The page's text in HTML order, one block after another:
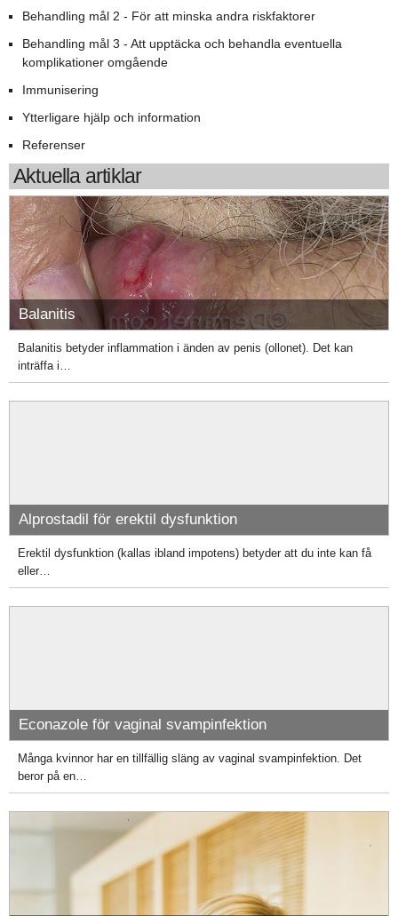
Behandling mål 2 - För att minska andra riskfaktorer
Behandling mål 3 - Att upptäcka och behandla eventuella
komplikationer omgående
Immunisering
Ytterligare hjälp och information
Referenser
Aktuella artiklar
Balanitis
Balanitis betyder inflammation i änden av penis (ollonet). Det kan
inträffa i…
Alprostadil för erektil dysfunktion
Erektil dysfunktion (kallas ibland impotens) betyder att du inte kan få
eller…
Econazole för vaginal svampinfektion
Många kvinnor har en tillfällig släng av vaginal svampinfektion. Det
beror på en…